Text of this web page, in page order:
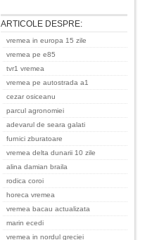
ARTICOLE DESPRE:
vremea in europa 15 zile
vremea pe e85
tvr1 vremea
vremea pe autostrada a1
cezar osiceanu
parcul agronomiei
adevarul de seara galati
furnici zburatoare
vremea delta dunarii 10 zile
alina damian braila
rodica coroi
horeca vremea
vremea bacau actualizata
marin ecedi
vremea in nordul greciei